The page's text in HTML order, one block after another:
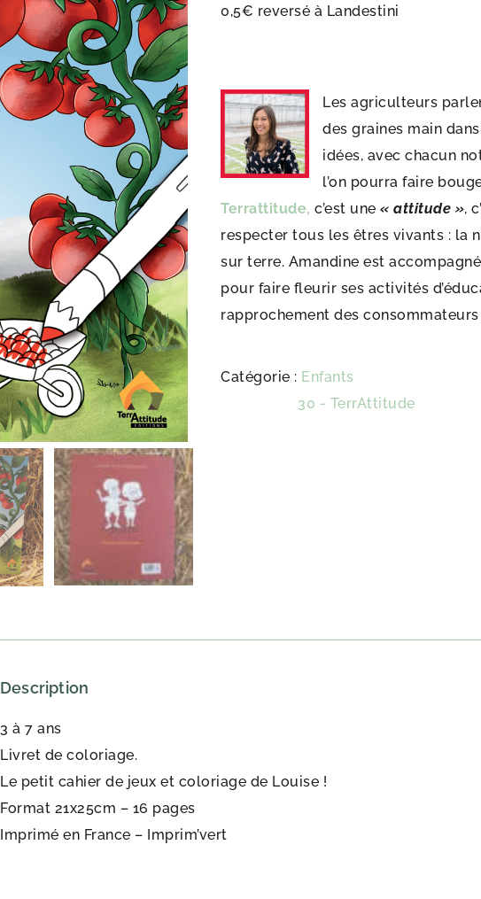
0,5€ reversé à Landestini
Les agriculteurs
des graines main
idées, avec chacun
l’on pourra faire
Terrattitude, c’est une « attitude »,
respecter tous les êtres vivants : la
sur terre. Amandine est
pour faire fleurir ses activités
rapprochement des
Catégorie : Enfants
30 - TerrAttitude
Description
3 à 7 ans
Livret de coloriage.
Le petit cahier de jeux et coloriage de Louise !
Format 21x25cm – 16 pages
Imprimé en France – Imprim’vert